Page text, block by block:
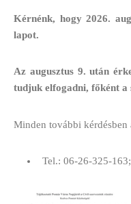
Kérnénk, hogy 2026.
lapot.
Az augusztus 9. után
tudjuk elfogadni, főként
Minden további
Tel.: 06-26-325-